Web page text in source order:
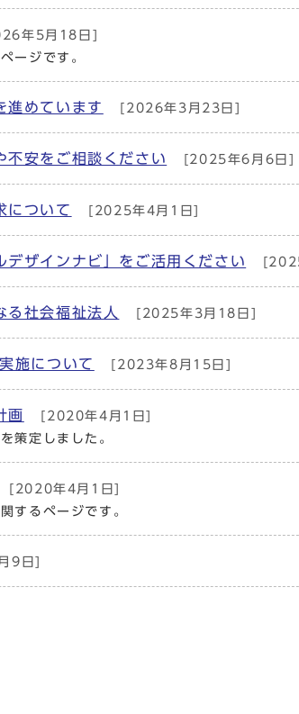
年5月18日]
ージです。
進めています [2026年3月23日]
不安をご相談ください [2025年6月6日]
について [2025年4月1日]
デザインナビ」をご活用ください
る社会福祉法人 [2025年3月18日]
施について [2023年8月15日]
画
[2020年4月1日]
策定しました。
[2020年4月1日]
するページです。
9日]